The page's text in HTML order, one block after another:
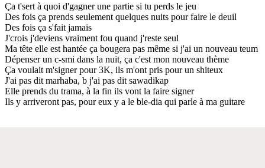
Ça t'sert à quoi d'gagner une partie si tu perds le jeu
Des fois ça prends seulement quelques nuits pour faire le deuil
Des fois ça s'fait jamais
J'crois j'deviens vraiment fou quand j'reste seul
Ma tête elle est hantée ça bougera pas même si j'ai un nouveau teum
Dépenser un c-smi dans la nuit, ça c'est mon nouveau thème
Ça voulait m'signer pour 3K, ils m'ont pris pour un shiteux
J'ai pas dit marhaba, b j'ai pas dit sawadikap
Elle prends du trama, à la fin ils vont la faire signer
Ils y arriveront pas, pour eux y a le ble-dia qui parle à ma guitare